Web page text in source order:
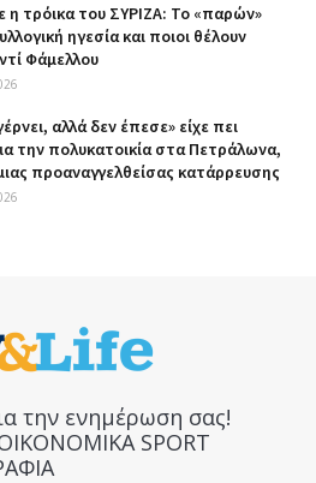
τρόικα του ΣΥΡΙΖΑ: Το «παρών»
ηγεσία και ποιοι θέλουν
Φάμελλου
αλλά δεν έπεσε» είχε πει
την πολυκατοικία στα Πετράλωνα,
προαναγγελθείσας κατάρρευσης
την ενημέρωση σας!
SPORT